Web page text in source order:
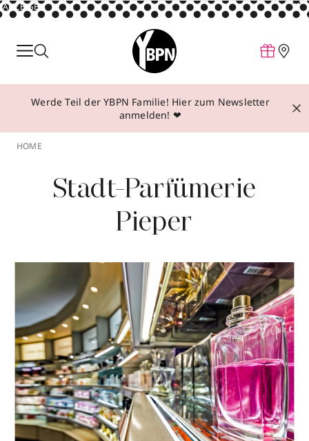
ANZEIGE
Parfum
Make-up
Behandlungen
Über YBPN
Werde Teil der YBPN Familie! Hier zum Newsletter
anmelden! ❤
HOME
Stadt-Parfümerie
Pieper